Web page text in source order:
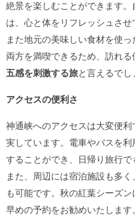
絶景を楽しむことができます
は、心と体をリフレッシュさせ
また地元の美味しい食材を使
両方を満喫できるため、訪れ
五感を刺激する旅と言えるでし
アクセスの便利さ
神通峡へのアクセスは大変便
実しています。電車やバスを
することができ、日帰り旅行で
また、周辺には宿泊施設も多
も可能です。秋の紅葉シーズン
早めの予約をお勧めいたします